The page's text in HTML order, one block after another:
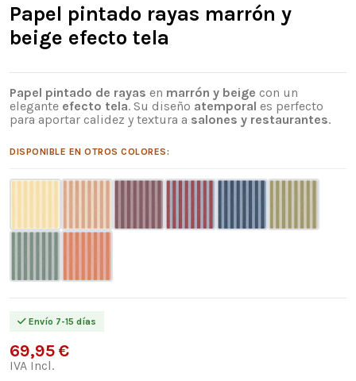
Papel pintado rayas marrón y
beige efecto tela
Papel pintado de rayas en marrón y beige con un
elegante efecto tela. Su diseño atemporal es perfecto
para aportar calidez y textura a salones y restaurantes.
DISPONIBLE EN OTROS COLORES:
Envío 7-15 días
69,95 €
IVA Incl.